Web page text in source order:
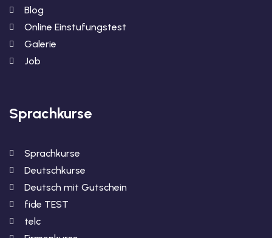
Blog
Online Einstufungstest
Galerie
Job
Sprachkurse
Sprachkurse
Deutschkurse
Deutsch mit Gutschein
fide TEST
telc